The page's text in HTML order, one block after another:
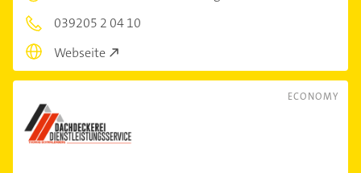
039205 2 04 10
Webseite
ECONOMY